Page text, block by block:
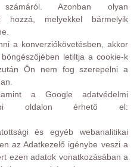
Azonban olyan
hozzá, melyekkel bármelyik
a konverziókövetésben, akkor
letiltja a cookie-k
Ön nem fog szerepelni a
a Google adatvédelmi
oldalon érhető el:
és egyéb webanalitikai
az Adatkezelő igénybe veszi a
ezen adatok vonatkozásában a